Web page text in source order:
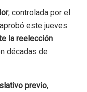
, controlada por el
este jueves
la reelección
décadas de
previo,